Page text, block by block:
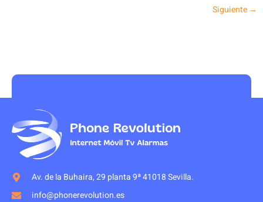
Siguiente →
Av. de la Buhaira, 29 planta 9ª 41018 Sevilla.
info@phonerevolution.es